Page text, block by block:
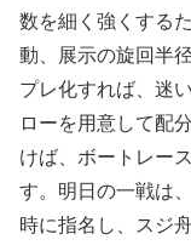
数を細く強くする
動、展示の旋回半
プレ化すれば、迷
ローを用意して配
けば、ボートレー
す。明日の一戦は
時に指名し、スジ